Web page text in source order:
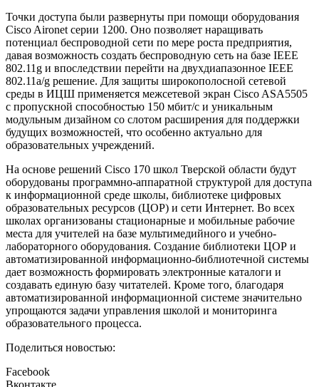
Точки доступа были развернуты при помощи оборудования
Cisco Aironet серии 1200. Оно позволяет наращивать
потенциал беспроводной сети по мере роста предприятия,
давая возможность создать беспроводную сеть на базе IEEE
802.11g и впоследствии перейти на двухдиапазонное IEEE
802.11a/g решение. Для защиты широкополосной сетевой
среды в ИЦШ применяется межсетевой экран Cisco ASA5505
с пропускной способностью 150 мбит/с и уникальным
модульным дизайном со слотом расширения для поддержки
будущих возможностей, что особенно актуально для
образовательных учреждений.
На основе решений Cisco 170 школ Тверской области будут
оборудованы программно-аппаратной структурой для доступа
к информационной среде школы, библиотеке цифровых
образовательных ресурсов (ЦОР) и сети Интернет. Во всех
школах организованы стационарные и мобильные рабочие
места для учителей на базе мультимедийного и учебно-
лабораторного оборудования. Создание библиотеки ЦОР и
автоматизированной информационно-библиотечной системы
дает возможность формировать электронные каталоги и
создавать единую базу читателей. Кроме того, благодаря
автоматизированной информационной системе значительно
упрощаются задачи управления школой и мониторинга
образовательного процесса.
Поделиться новостью:
Facebook